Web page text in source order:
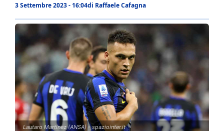
3 Settembre 2023 - 16:04di Raffaele Cafagna
Lautaro Martinez (ANSA) - spaziointer.it